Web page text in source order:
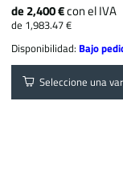
de 2,400 €con el IVA
de 1,983.47 €
Disponibilidad: Bajo
Seleccione una